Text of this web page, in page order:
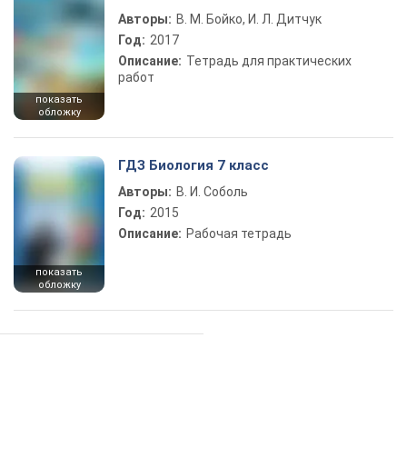
показать
обложку
Авторы: В. М. Бойко, И. Л. Дитчук
Год: 2017
Описание: Тетрадь для практических
работ
показать
обложку
ГДЗ Биология 7 класс
Авторы: В. И. Соболь
Год: 2015
Описание: Рабочая тетрадь